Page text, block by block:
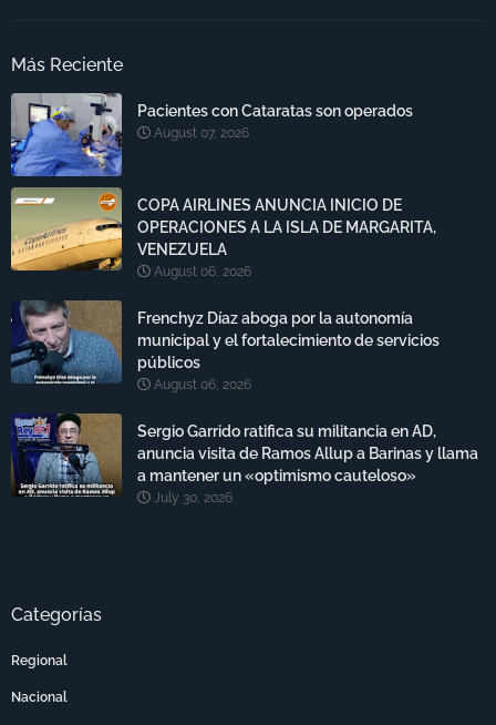
Más Reciente
Pacientes con Cataratas son operados
August 07, 2026
COPA AIRLINES ANUNCIA INICIO DE
OPERACIONES A LA ISLA DE MARGARITA,
VENEZUELA
August 06, 2026
Frenchyz Díaz aboga por la autonomía
municipal y el fortalecimiento de servicios
públicos
August 06, 2026
Sergio Garrido ratifica su militancia en AD,
anuncia visita de Ramos Allup a Barinas y llama
a mantener un «optimismo cauteloso»
July 30, 2026
Categorías
Regional
Nacional